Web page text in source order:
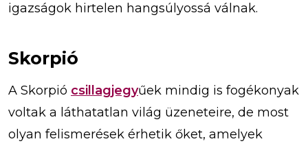
igazságok hirtelen hangsúlyossá válnak.
Skorpió
A Skorpió csillagjegyűek mindig is fogékonyak
voltak a láthatatlan világ üzeneteire, de most
olyan felismerések érhetik őket, amelyek